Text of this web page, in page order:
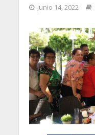
junio 14, 2022